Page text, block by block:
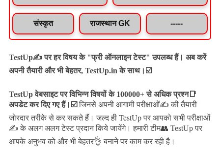
संस्कृत राजस्थान GK -----
TestUp✍️ पर हर विषय के "फ्री ऑनलाइन टेस्ट" उपलब्ध हैं। अब करें
अपनी तैयारी और भी बेहतर, TestUp.in के साथ।☑️
TestUp वेबसाइट पर विभिन्न विषयों के 100000+ से अधिक प्रश्न📑
अपडेट कर दिए गए हैं। ☑️ जिनसे अपनी आगामी परीक्षाओं✍️ की तैयारी
जोरदार तरीके से कर सकते हैं।जल्द ही TestUp पर आपको सभी परीक्षाओं
✍️ के अलग अलग टेस्ट प्रदान किये जायेंगे। हमारी टीम👥 TestUp पर
आपके अनुभव को और भी बेहतर👌 बनाने पर काम कर रही है।